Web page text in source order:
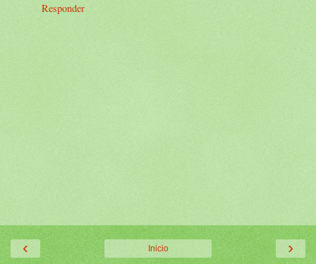
Responder
‹ ›
Inicio